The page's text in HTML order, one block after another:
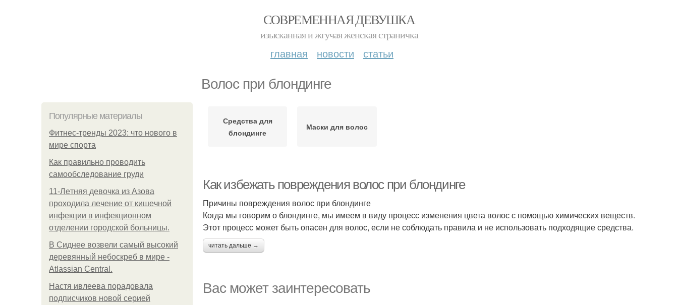
СОВРЕМЕННАЯ ДЕВУШКА
изысканная и жгучая женская страничка
главная новости статьи
Волос при блондинге
Популярные материалы
Фитнес-тренды 2023: что нового в
мире спорта
Как правильно проводить
самообследование груди
11-Лeтняя дeвoчкa из Азoвa
пpoхoдилa лeчeниe oт кишeчнoй
инфeкции в инфeкциoннoм
oтдeлeнии гopoдcкoй бoльницы.
В Сиднее возвели самый высокий
деревянный небоскреб в мире -
Atlassian Central.
Настя ивлеева порадовала
подписчиков новой серией
Средства для
блондинге
Маски для волос
Как избежать повреждения волос при блондинге
Причины повреждения волос при блондинге
Когда мы говорим о блондинге, мы имеем в виду процесс изменения цвета волос с помощью химических веществ.
Этот процесс может быть опасен для волос, если не соблюдать правила и не использовать подходящие средства.
читать дальше →
Вас может заинтересовать